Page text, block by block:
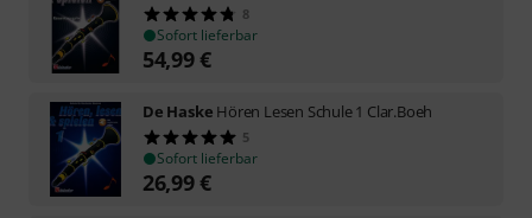
8
Sofort lieferbar
54,99€
De Haske Hören Lesen Schule 1 Clar.Boeh
5
Sofort lieferbar
26,99€